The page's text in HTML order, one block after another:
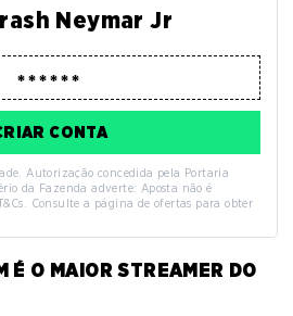
Neymar Jr
CONTA
Autorização concedida pela Portaria
da Fazenda adverte: Aposta não é
Consulte a página de ofertas para obter
É O MAIOR STREAMER DO